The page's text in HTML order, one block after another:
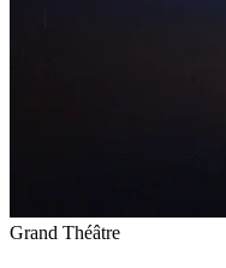
Grand Théâtre